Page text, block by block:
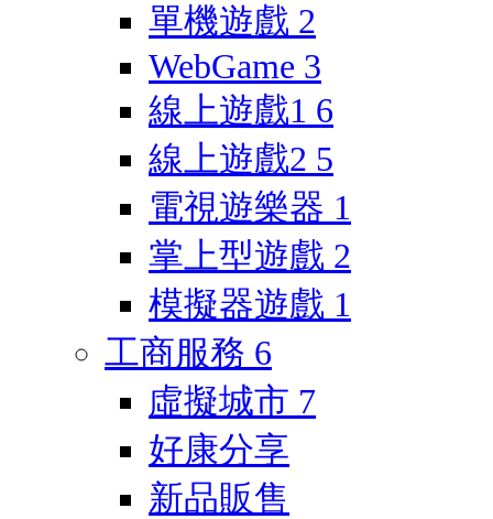
單機遊戲 2
WebGame 3
線上遊戲1 6
線上遊戲2 5
電視遊樂器 1
掌上型遊戲 2
模擬器遊戲 1
工商服務 6
虛擬城市 7
好康分享
新品販售